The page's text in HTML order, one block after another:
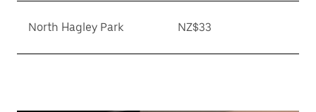
North Hagley Park NZ$33